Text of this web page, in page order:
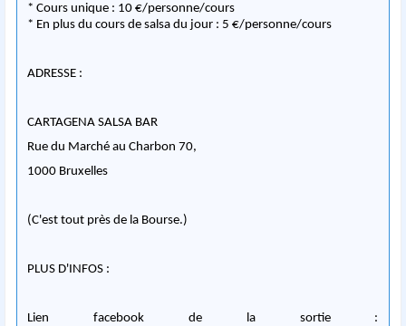
* Cours unique : 10 €/personne/cours
* En plus du cours de salsa du jour : 5 €/personne/cours
ADRESSE :
CARTAGENA SALSA BAR
Rue du Marché au Charbon 70,
1000 Bruxelles
(C'est tout près de la Bourse.)
PLUS D'INFOS :
Lien facebook de la sortie :